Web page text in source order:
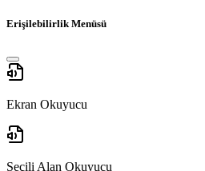
Erişilebilirlik Menüsü
Ekran Okuyucu
Seçili Alan Okuyucu